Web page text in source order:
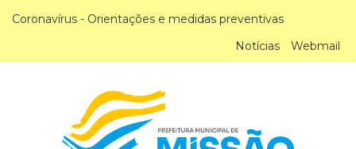
Coronavírus - Orientações e medidas preventivas
Notícias
Webmail